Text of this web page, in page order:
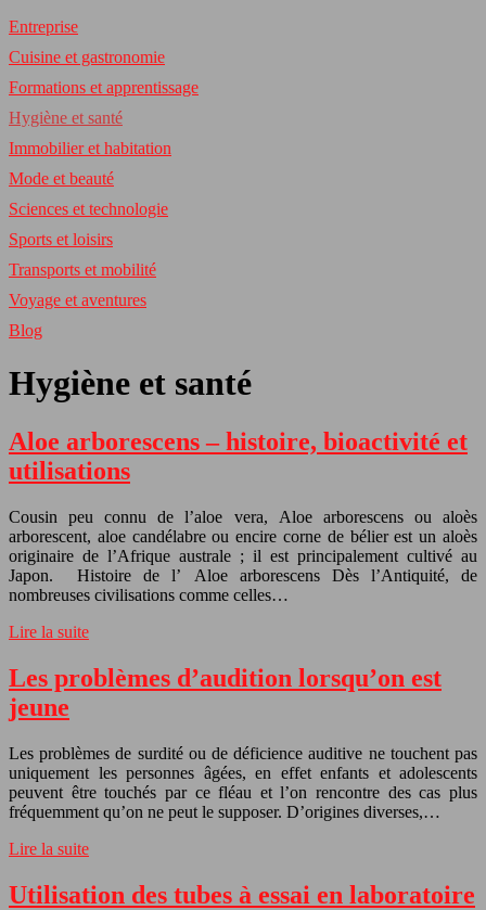
Entreprise
Cuisine et gastronomie
Formations et apprentissage
Hygiène et santé
Immobilier et habitation
Mode et beauté
Sciences et technologie
Sports et loisirs
Transports et mobilité
Voyage et aventures
Blog
Hygiène et santé
Aloe arborescens – histoire, bioactivité et
utilisations
Cousin peu connu de l’aloe vera, Aloe arborescens ou aloès
arborescent, aloe candélabre ou encire corne de bélier est un aloès
originaire de l’Afrique australe ; il est principalement cultivé au
Japon. Histoire de l’ Aloe arborescens Dès l’Antiquité, de
nombreuses civilisations comme celles…
Lire la suite
Les problèmes d’audition lorsqu’on est
jeune
Les problèmes de surdité ou de déficience auditive ne touchent pas
uniquement les personnes âgées, en effet enfants et adolescents
peuvent être touchés par ce fléau et l’on rencontre des cas plus
fréquemment qu’on ne peut le supposer. D’origines diverses,…
Lire la suite
Utilisation des tubes à essai en laboratoire